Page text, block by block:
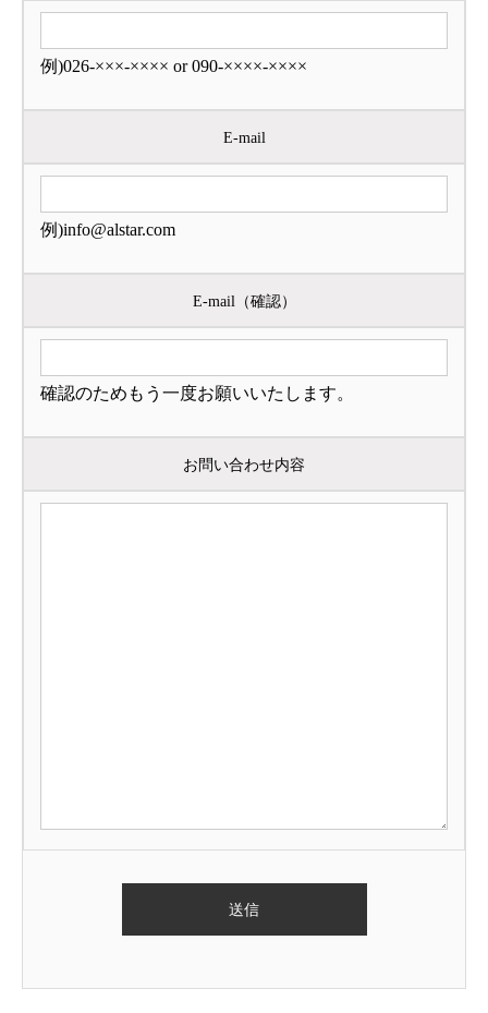
例)026-×××-×××× or 090-××××-××××
E-mail
例)info@alstar.com
E-mail（確認）
確認のためもう一度お願いいたします。
お問い合わせ内容